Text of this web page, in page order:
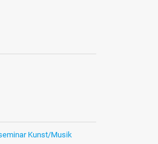
Kunst/Musik